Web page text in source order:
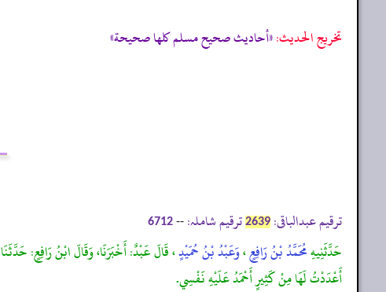
تخریج الحدیث:«أحاديث صحيح مسلم كلها صحيحة»
ترقیم عبدالباقی: 2639 ترقیم شاملہ: --
6712
حَدَّثَنِيهِمُحَمَّدُ بْنُ رَافِعٍ،وَعَبْدُ بْنُ حُمَيْدٍ، قَالَ عَبْدٌ: أَخْبَرَنَا، وَقَالَ ابْنُ رَافِعٍ: حَدَّثَنَا
أَعْدَدْتُ لَهَا مِنْ كَثِيرٍ أَحْمَدُ عَلَيْهِ نَفْسِي.